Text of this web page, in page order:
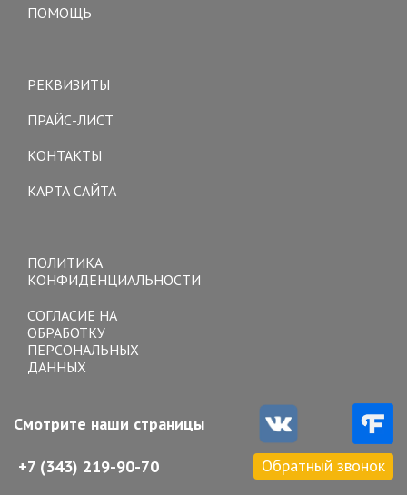
ПОМОЩЬ
РЕКВИЗИТЫ
ПРАЙС-ЛИСТ
КОНТАКТЫ
КАРТА САЙТА
ПОЛИТИКА
КОНФИДЕНЦИАЛЬНОСТИ
СОГЛАСИЕ НА
ОБРАБОТКУ
ПЕРСОНАЛЬНЫХ
ДАННЫХ
Смотрите наши страницы
+7 (343) 219-90-70 Обратный звонок